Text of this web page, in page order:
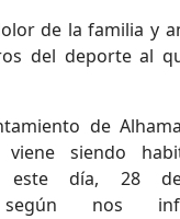
de la familia y
del deporte al
de
viene siendo
este día, 28
según nos